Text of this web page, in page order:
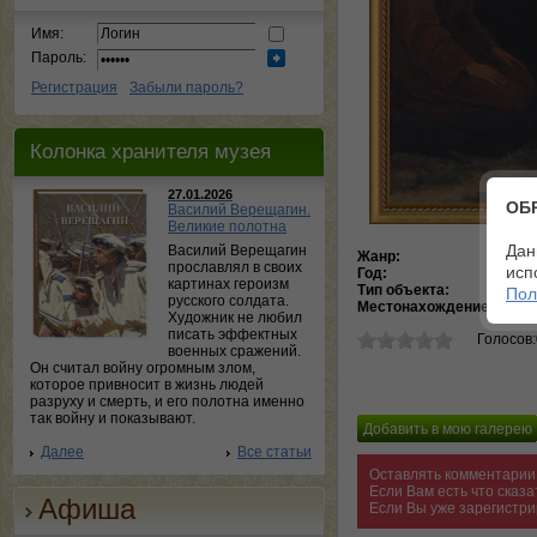
Имя:
Пароль:
Регистрация
Забыли пароль?
Колонка хранителя музея
27.01.2026
Василий Верещагин.
Великие полотна
Василий Верещагин
прославлял в своих
картинах героизм
русского солдата.
Художник не любил
писать эффектных
военных сражений.
Он считал войну огромным злом,
которое привносит в жизнь людей
разруху и смерть, и его полотна именно
так войну и показывают.
Далее
Все статьи
Афиша
Жанр:
Год:
Тип объекта:
Местонахождение:
Оставлять
Если Вам есть что
Если Вы уже